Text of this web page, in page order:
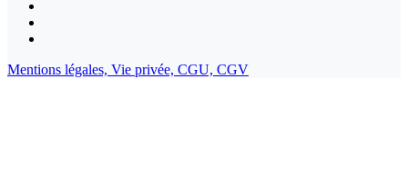
Mentions légales, Vie privée, CGU, CGV